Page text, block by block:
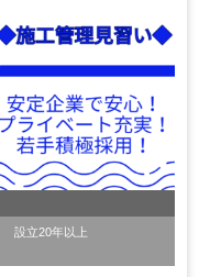
設立20年以上